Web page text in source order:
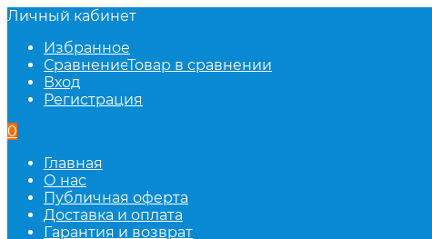
Личный кабинет
Избранное
СравнениеТовар в сравнении
Вход
Регистрация
0
Главная
О нас
Публичная оферта
Доставка и оплата
Гарантия и возврат